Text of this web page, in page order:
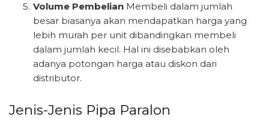
Volume Pembelian Membeli dalam jumlah
besar biasanya akan mendapatkan harga yang
lebih murah per unit dibandingkan membeli
dalam jumlah kecil. Hal ini disebabkan oleh
adanya potongan harga atau diskon dari
distributor.
Jenis-Jenis Pipa Paralon